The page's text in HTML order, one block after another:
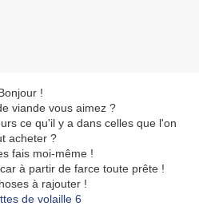
!
viande vous aimez ?
ce qu'il y a dans celles que l'on
acheter ?
fais moi-même !
à partir de farce toute prête !
à rajouter !